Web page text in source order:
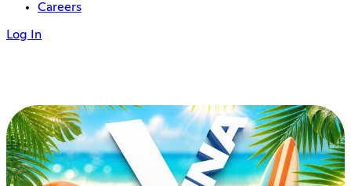
Careers
Log In